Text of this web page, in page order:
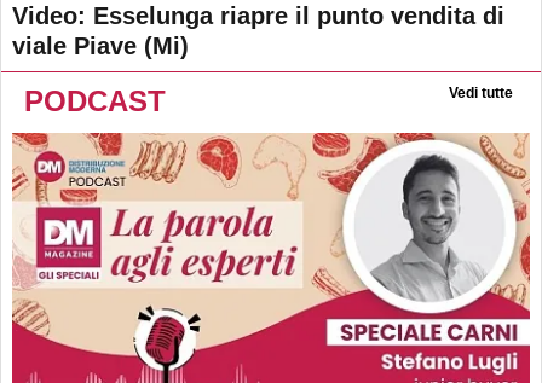
Video: Esselunga riapre il punto vendita di
viale Piave (Mi)
PODCAST Vedi tutte